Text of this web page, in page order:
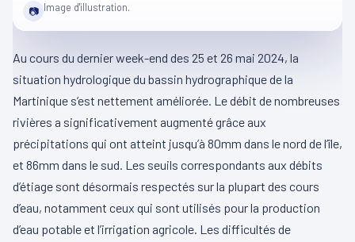
📷 Image d'illustration.
Au cours du dernier week-end des 25 et 26 mai 2024, la
situation hydrologique du bassin hydrographique de la
Martinique s’est nettement améliorée. Le débit de nombreuses
rivières a significativement augmenté grâce aux
précipitations qui ont atteint jusqu’à 80mm dans le nord de l’île,
et 86mm dans le sud. Les seuils correspondants aux débits
d’étiage sont désormais respectés sur la plupart des cours
d’eau, notamment ceux qui sont utilisés pour la production
d’eau potable et l’irrigation agricole. Les difficultés de